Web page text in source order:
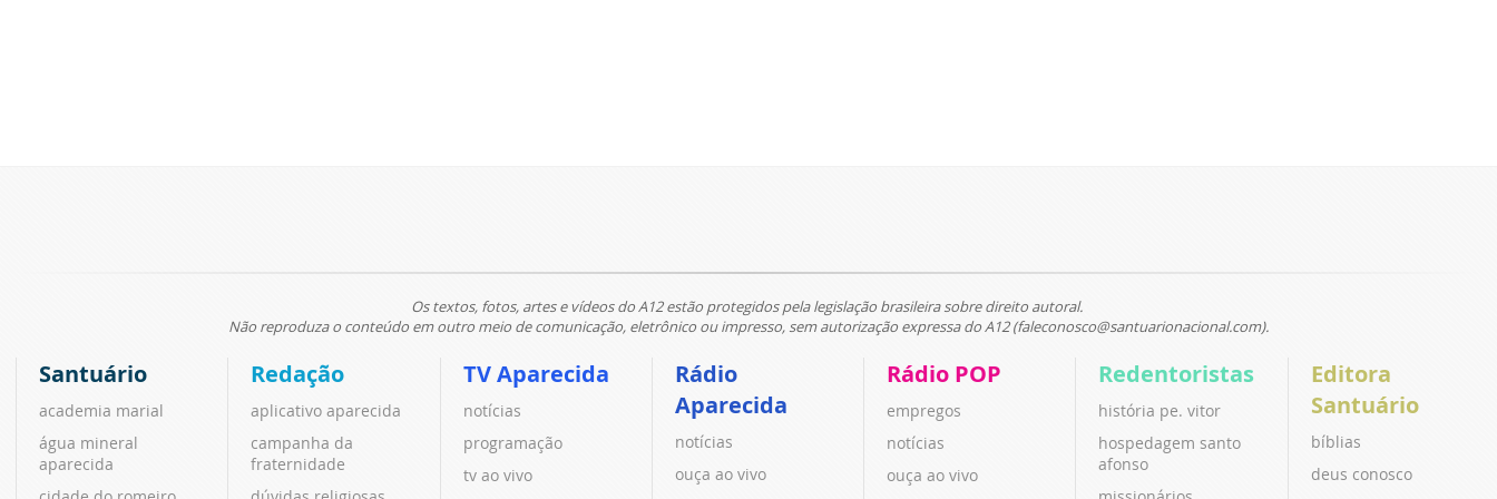
Os textos, fotos, artes e vídeos do A12 estão protegidos pela legislação brasileira sobre direito autoral.
Não reproduza o conteúdo em outro meio de comunicação, eletrônico ou impresso, sem autorização expressa do A12 (faleconosco@santuarionacional.com).
Santuário
academia marial
água mineral
aparecida
Redação
aplicativo aparecida
campanha da
fraternidade
TV Aparecida
notícias
programação
tv ao vivo
Rádio
Aparecida
notícias
ouça ao vivo
Rádio POP
empregos
notícias
ouça ao vivo
Redentoristas
história pe. vitor
hospedagem santo
afonso
Editora
Santuário
bíblias
deus conosco